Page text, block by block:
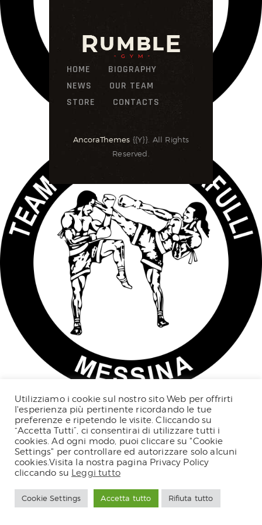
HOME
BIOGRAPHY
NEWS
OUR TEAM
STORE
CONTACTS
AncoraThemes {{Y}}. All Rights
Reserved.
Utilizziamo i cookie sul nostro sito Web per offrirti
l'esperienza più pertinente ricordando le tue
preferenze e ripetendo le visite. Cliccando su
“Accetta Tutti”, ci consentirai di utilizzare tutti i
cookies. Ad ogni modo, puoi cliccare su "Cookie
Settings" per controllare ed autorizzare solo alcuni
cookies.Visita la nostra pagina Privacy Policy
cliccando su Leggi tutto
Cookie Settings Accetta tutto Rifiuta tutto